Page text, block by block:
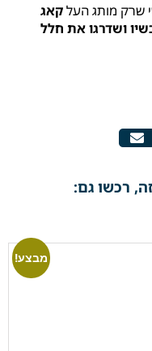
שרק מותג העלקאג
ושדרגו את חלל
רכשו גם:
מבצע!